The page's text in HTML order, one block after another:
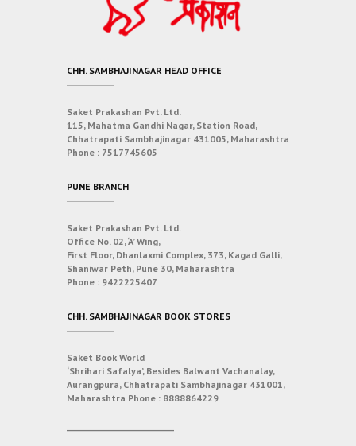
CHH. SAMBHAJINAGAR HEAD OFFICE
Saket Prakashan Pvt. Ltd.
115, Mahatma Gandhi Nagar, Station Road,
Chhatrapati Sambhajinagar 431005, Maharashtra
Phone : 7517745605
PUNE BRANCH
Saket Prakashan Pvt. Ltd.
Office No. 02, ‘A’ Wing,
First Floor, Dhanlaxmi Complex, 373, Kagad Galli,
Shaniwar Peth, Pune 30, Maharashtra
Phone : 9422225407
CHH. SAMBHAJINAGAR BOOK STORES
Saket Book World
‘Shrihari Safalya’, Besides Balwant Vachanalay,
Aurangpura, Chhatrapati Sambhajinagar 431001,
Maharashtra Phone : 8888864229